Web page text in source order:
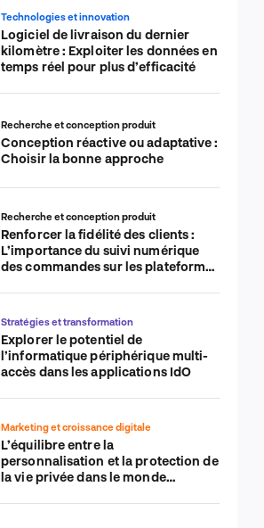
Technologies et innovation
Logiciel de livraison du dernier
kilomètre : Exploiter les données en
temps réel pour plus d’efficacité
Recherche et conception produit
Conception réactive ou adaptative :
Choisir la bonne approche
Recherche et conception produit
Renforcer la fidélité des clients :
L’importance du suivi numérique
des commandes sur les plateformes
Stratégies et transformation
Explorer le potentiel de
l’informatique périphérique multi-
accès dans les applications IdO
Marketing et croissance digitale
L’équilibre entre la
personnalisation et la protection de
la vie privée dans le monde